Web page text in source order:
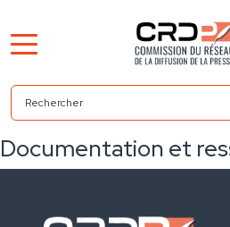
Documentation et